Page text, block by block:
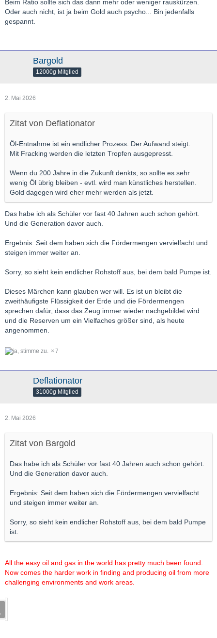
Beim Ratio sollte sich das dann mehr oder weniger rauskürzen.
Oder auch nicht, ist ja beim Gold auch psycho... Bin jedenfalls
gespannt.
Bargold
12000g Mitglied
2. Mai 2026
Zitat von Deflationator
Öl-Entnahme ist ein endlicher Prozess. Der Aufwand steigt.
Mit Fracking werden die letzten Tropfen ausgepresst.
Wenn du 200 Jahre in die Zukunft denkts, so sollte es sehr
wenig Öl übrig bleiben - evtl. wird man künstliches herstellen.
Gold dagegen wird eher mehr werden als jetzt.
Das habe ich als Schüler vor fast 40 Jahren auch schon gehört.
Und die Generation davor auch.
Ergebnis: Seit dem haben sich die Fördermengen vervielfacht und
steigen immer weiter an.
Sorry, so sieht kein endlicher Rohstoff aus, bei dem bald Pumpe ist.
Dieses Märchen kann glauben wer will. Es ist un bleibt die
zweithäufigste Flüssigkeit der Erde und die Fördermengen
sprechen dafür, dass das Zeug immer wieder nachgebildet wird
und die Reserven um ein Vielfaches größer sind, als heute
angenommen.
7
Deflationator
31000g Mitglied
2. Mai 2026
Zitat von Bargold
Das habe ich als Schüler vor fast 40 Jahren auch schon gehört.
Und die Generation davor auch.
Ergebnis: Seit dem haben sich die Fördermengen vervielfacht
und steigen immer weiter an.
Sorry, so sieht kein endlicher Rohstoff aus, bei dem bald Pumpe
ist.
All the easy oil and gas in the world has pretty much been found.
Now comes the harder work in finding and producing oil from more
challenging environments and work areas.